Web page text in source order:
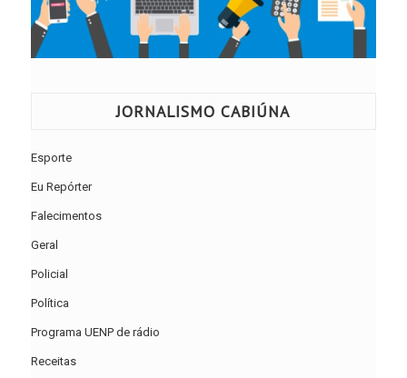
JORNALISMO CABIÚNA
Esporte
Eu Repórter
Falecimentos
Geral
Policial
Política
Programa UENP de rádio
Receitas